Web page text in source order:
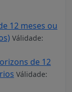
12 meses ou
Válidade:
de 12
Válidade: